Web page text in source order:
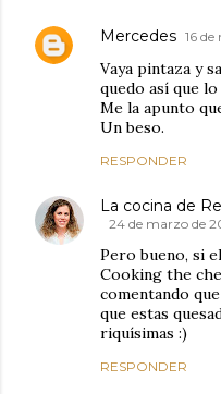
Mercedes 16
Vaya pintaza y
quedo así que
Me la apunto
Un beso.
RESPONDER
La cocina de
24 de marzo de
Pero bueno, si
Cooking the
comentando
que estas
riquísimas :)
RESPONDER